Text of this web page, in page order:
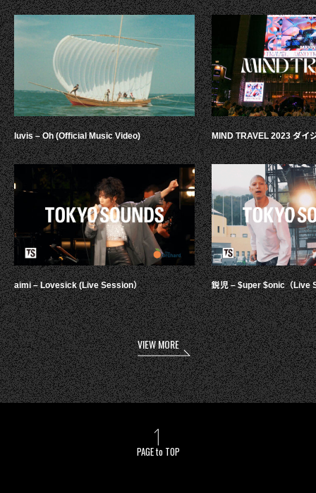
luvis – Oh (Official Music Video)
aimi – Lovesick (Live Session）
MIND TRAVEL 2023 ダイ
鋭児 – $uper $onic（Live
VIEW MORE
PAGE to TOP